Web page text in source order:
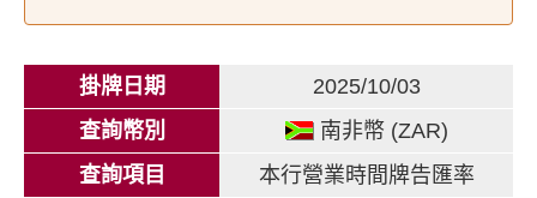
掛牌日期
2025/10/03
查詢幣別
南非幣 (ZAR)
查詢項目
本行營業時間牌告匯率